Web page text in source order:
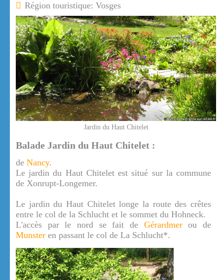
Région touristique: Vosges
Jardin du Haut Chitelet
Balade Jardin du Haut Chitelet :
de Nancy.
Le jardin du Haut Chitelet est situé sur la commune
de Xonrupt-Longemer.
Le jardin du Haut Chitelet longe la route des crêtes
entre le col de la Schlucht et le sommet du Hohneck.
L'accès par le nord se fait de Gérardmerou de
Munster en passant le col de La Schlucht*.